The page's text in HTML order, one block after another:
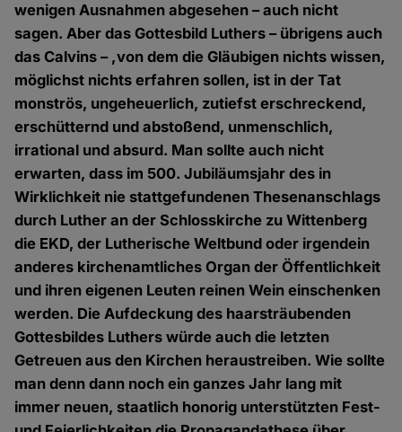
wenigen Ausnahmen abgesehen – auch nicht
sagen. Aber das Gottesbild Luthers – übrigens auch
das Calvins – ,von dem die Gläubigen nichts wissen,
möglichst nichts erfahren sollen, ist in der Tat
monströs, ungeheuerlich, zutiefst erschreckend,
erschütternd und abstoßend, unmenschlich,
irrational und absurd. Man sollte auch nicht
erwarten, dass im 500. Jubiläumsjahr des in
Wirklichkeit nie stattgefundenen Thesenanschlags
durch Luther an der Schlosskirche zu Wittenberg
die EKD, der Lutherische Weltbund oder irgendein
anderes kirchenamtliches Organ der Öffentlichkeit
und ihren eigenen Leuten reinen Wein einschenken
werden. Die Aufdeckung des haarsträubenden
Gottesbildes Luthers würde auch die letzten
Getreuen aus den Kirchen heraustreiben. Wie sollte
man denn dann noch ein ganzes Jahr lang mit
immer neuen, staatlich honorig unterstützten Fest-